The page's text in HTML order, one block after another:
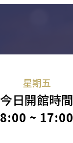
星期五
今日開館時間
8:00 ~ 17:00